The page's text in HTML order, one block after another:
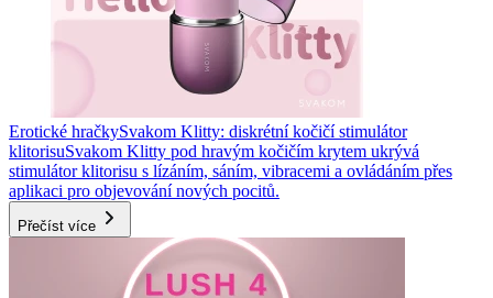
Erotické hračkySvakom Klitty: diskrétní kočičí stimulátor
klitorisuSvakom Klitty pod hravým kočičím krytem ukrývá
stimulátor klitorisu s lízáním, sáním, vibracemi a ovládáním přes
aplikaci pro objevování nových pocitů.
Přečíst více